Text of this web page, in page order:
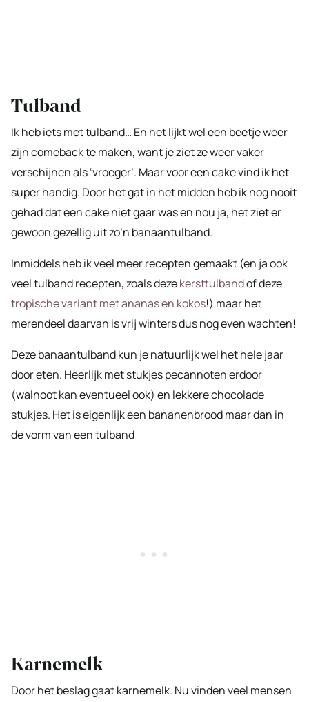
Tulband
Ik heb iets met tulband… En het lijkt wel een beetje weer
zijn comeback te maken, want je ziet ze weer vaker
verschijnen als ‘vroeger’. Maar voor een cake vind ik het
super handig. Door het gat in het midden heb ik nog nooit
gehad dat een cake niet gaar was en nou ja, het ziet er
gewoon gezellig uit zo’n banaantulband.
Inmiddels heb ik veel meer recepten gemaakt (en ja ook
veel tulband recepten, zoals dezekersttulbandof deze
tropische variant met ananas en kokos!) maar het
merendeel daarvan is vrij winters dus nog even wachten!
Deze banaantulband kun je natuurlijk wel het hele jaar
door eten. Heerlijk met stukjes pecannoten erdoor
(walnoot kan eventueel ook) en lekkere chocolade
stukjes. Het is eigenlijk een bananenbrood maar dan in
de vorm van een tulband
Karnemelk
Door het beslag gaat karnemelk. Nu vinden veel mensen